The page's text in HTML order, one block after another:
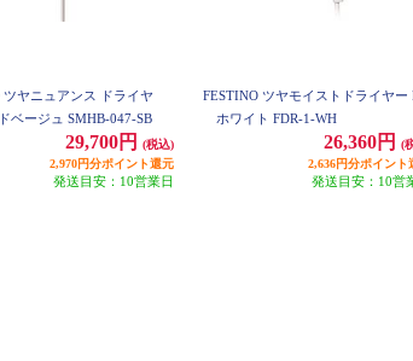
ツヤニュアンス ドライヤ
ベージュ SMHB-047-SB
29,700円
(税込)
2,970円分ポイント還元
発送目安：10営業日
FESTINO ツヤモイストドライヤー
ホワイト FDR-1-WH
26,360円
(
2,636円分ポイント
発送目安：10営